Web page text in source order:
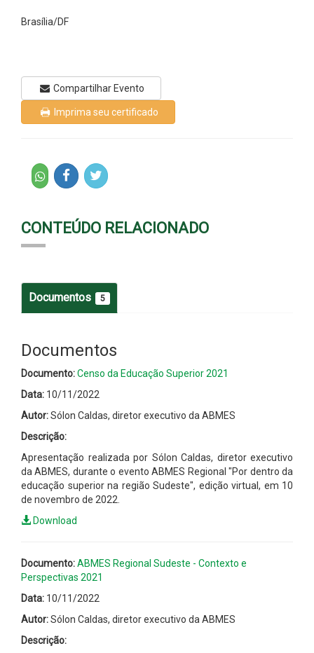
Brasília/DF
Compartilhar Evento
Imprima seu certificado
CONTEÚDO RELACIONADO
Documentos 5
Documentos
Documento:Censo da Educação Superior 2021
Data: 10/11/2022
Autor:Sólon Caldas, diretor executivo da ABMES
Descrição:
Apresentação realizada por Sólon Caldas, diretor executivo
da ABMES, durante o evento ABMES Regional "Por dentro da
educação superior na região Sudeste", edição virtual, em 10
de novembro de 2022.
Download
Documento:ABMES Regional Sudeste - Contexto e
Perspectivas 2021
Data: 10/11/2022
Autor:Sólon Caldas, diretor executivo da ABMES
Descrição: